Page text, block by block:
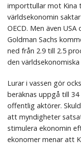
importtullar mot Kina
världsekonomin
OECD. Men även
Goldman Sachs
ned från 2.9 till 2.5
den
Lurar i vassen gör
beräknas uppgå till
offentlig aktörer.
att myndigheter
stimulera ekonomin
ekonomer menar att